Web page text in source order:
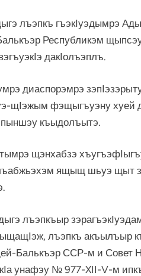
лъэпкъ гъэкӀуэдымрэ
Республикэм
дакӀолъэплъ.
диаспорэмрэ
фэщыгъуэну хуей
къыдолъытэ.
щэнхабзэ
ящыщ шьуэ щыт
лъэпкъыр
лъэпкъ акъылъыр
Балькъэр ССР-м и
унафэу № 977-XII-V-м